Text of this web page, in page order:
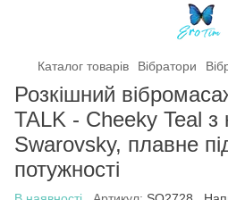
Каталог товарів Вібратори
Розкішний
TALK - Cheeky Teal з
Swarovsky, плавне
потужності